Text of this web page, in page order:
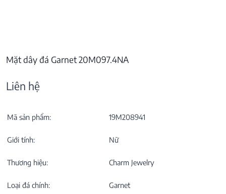
Mặt dây đá Garnet 20M097.4NA
Liên hệ
Mã sản phẩm: 19M208941
Giới tính: Nữ
Thương hiệu: Charm Jewelry
Loại đá chính: Garnet